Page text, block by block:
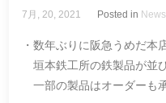
7月, 20, 2021 Posted in News
・数年ぶりに阪急うめだ本
垣本鉄工所の鉄製品が並び
一部の製品はオーダーも